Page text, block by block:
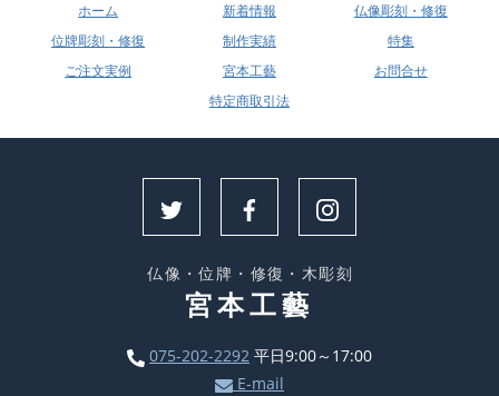
ホーム 新着情報
仏像彫刻・修復
位牌彫刻・修復
制作実績
特集
ご注文実例
宮本工藝
お問合せ
特定商取引法
仏像・位牌・修復・木彫刻
宮本工藝
075-202-2292 平日9:00～17:00
E-mail